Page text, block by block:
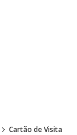
Cartão de Visita